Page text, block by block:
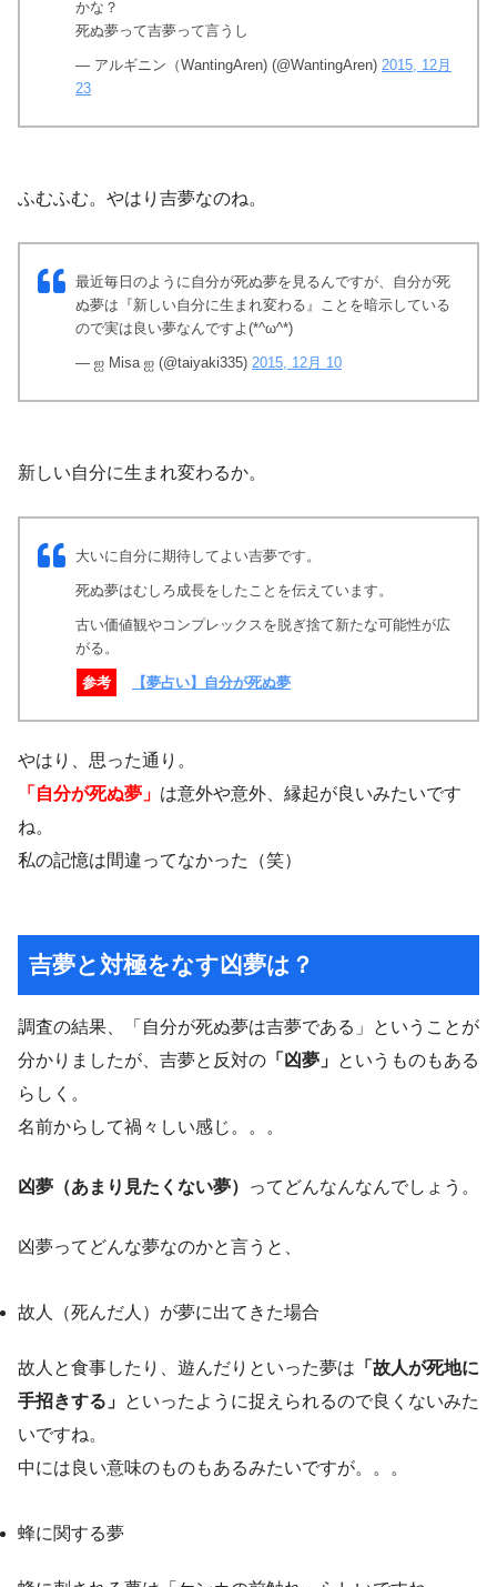
かな？
死ぬ夢って吉夢って言うし
— アルギニン（WantingAren) (@WantingAren) 2015, 12月
23
ふむふむ。やはり吉夢なのね。
最近毎日のように自分が死ぬ夢を見るんですが、自分が死
ぬ夢は『新しい自分に生まれ変わる』ことを暗示している
ので実は良い夢なんですよ(*^ω^*)
— ஐ Misa ஐ (@taiyaki335) 2015, 12月 10
新しい自分に生まれ変わるか。
大いに自分に期待してよい吉夢です。
死ぬ夢はむしろ成長をしたことを伝えています。
古い価値観やコンプレックスを脱ぎ捨て新たな可能性が広
がる。
参考 【夢占い】自分が死ぬ夢
やはり、思った通り。
「自分が死ぬ夢」 は意外や意外、縁起が良いみたいです
ね。
私の記憶は間違ってなかった（笑）
吉夢と対極をなす凶夢は？
調査の結果、「自分が死ぬ夢は吉夢である」ということが
分かりましたが、吉夢と反対の 「凶夢」 というものもある
らしく。
名前からして禍々しい感じ。。。
凶夢（あまり見たくない夢） ってどんなんなんでしょう。
凶夢ってどんな夢なのかと言うと、
故人（死んだ人）が夢に出てきた場合
故人と食事したり、遊んだりといった夢は 「故人が死地に
手招きする」 といったように捉えられるので良くないみた
いですね。
中には良い意味のものもあるみたいですが。。。
蜂に関する夢